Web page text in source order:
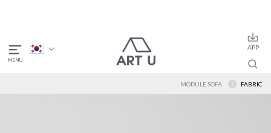
MODULE SOFA FABRIC